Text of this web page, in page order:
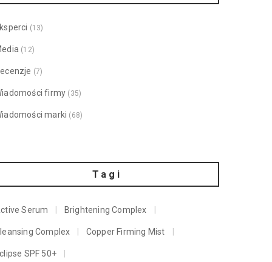
(13)
(12)
(7)
firmy (35)
marki (68)
Tagi
Serum Brightening Complex
Complex Copper Firming Mist
SPF 50+